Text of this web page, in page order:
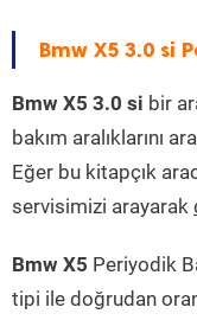
Bmw X5 3.0 si
Bmw X5 3.0 si bir
bakım aralıklarını
Eğer bu kitapçık
servisimizi arayarak
Bmw X5 Periyodik
tipi ile doğrudan